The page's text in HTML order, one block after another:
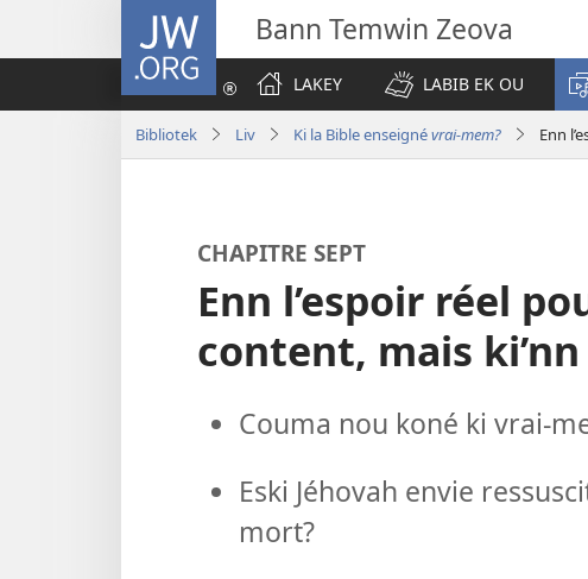
JW.ORG Bann Temwin Zeova
LAKEY
LABIB EK OU
Bibliotek Liv Ki la Bible enseignévrai-mem? Enn
CHAPITRE SEPT
Enn l’espoir réel
content, mais
Couma nou koné ki vrai-
Eski Jéhovah envie
mort?